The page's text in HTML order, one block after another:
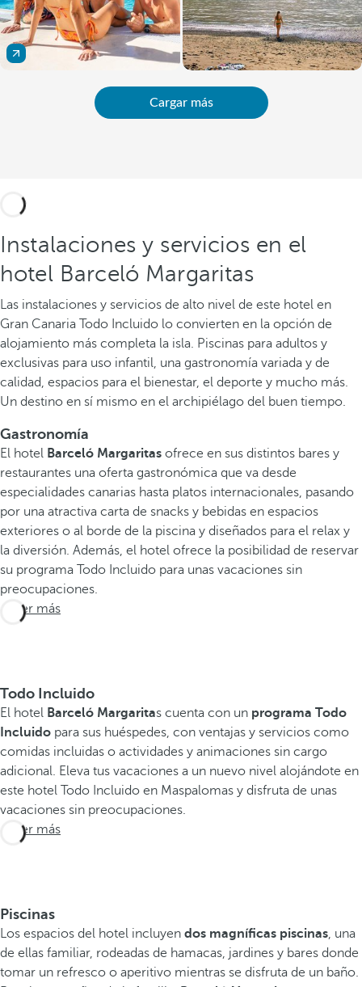
Cargar más
Instalaciones y servicios en el
hotel Barceló Margaritas
Las instalaciones y servicios de alto nivel de este hotel en
Gran Canaria Todo Incluido lo convierten en la opción de
alojamiento más completa la isla. Piscinas para adultos y
exclusivas para uso infantil, una gastronomía variada y de
calidad, espacios para el bienestar, el deporte y mucho más.
Un destino en sí mismo en el archipiélago del buen tiempo.
Gastronomía
El hotel Barceló Margaritas ofrece en sus distintos bares y
restaurantes una oferta gastronómica que va desde
especialidades canarias hasta platos internacionales, pasando
por una atractiva carta de snacks y bebidas en espacios
exteriores o al borde de la piscina y diseñados para el relax y
la diversión. Además, el hotel ofrece la posibilidad de reservar
su programa Todo Incluido para unas vacaciones sin
preocupaciones.
Saber más
Todo Incluido
El hotel Barceló Margaritas cuenta con un programa Todo
Incluido para sus huéspedes, con ventajas y servicios como
comidas incluidas o actividades y animaciones sin cargo
adicional. Eleva tus vacaciones a un nuevo nivel alojándote en
este hotel Todo Incluido en Maspalomas y disfruta de unas
vacaciones sin preocupaciones.
Saber más
Piscinas
Los espacios del hotel incluyen dos magníficas piscinas, una
de ellas familiar, rodeadas de hamacas, jardines y bares donde
tomar un refresco o aperitivo mientras se disfruta de un baño.